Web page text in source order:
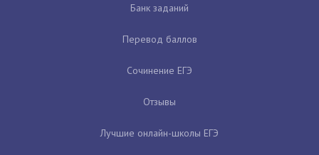
Банк заданий
Перевод баллов
Сочинение ЕГЭ
Отзывы
Лучшие онлайн-школы ЕГЭ